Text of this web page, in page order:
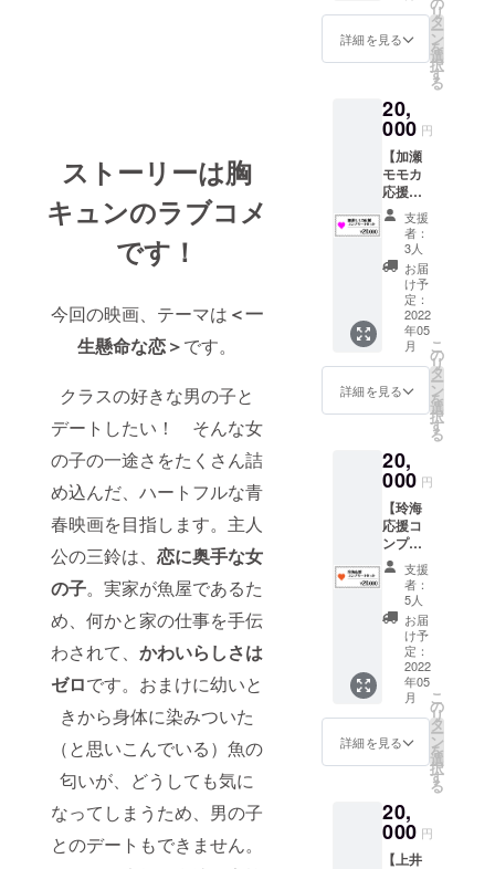
ストーリーは胸
キュンのラブコメ
です！
今回の映画、テーマは ＜一
生懸命な恋＞です。
クラスの好きな男の子と
デートしたい！ そんな女
の子の一途さをたくさん詰
め込んだ、ハートフルな青
春映画を目指します。主人
公の三鈴は、恋に奥手な女
の子。実家が魚屋であるた
め、何かと家の仕事を手伝
わされて、かわいらしさは
ゼロです。おまけに幼いと
きから身体に染みついた
（と思いこんでいる）魚の
匂いが、どうしても気に
なってしまうため、男の子
とのデートもできません。
い。か
て受け
身にも
番目立
つ、自
分の出
し方と
魅せ方
のコ
ツ」 ※
実施日
は2022
年1月中
を予定
してい
ます。
購入者
の方と
ジュー
ルを調
決定し
ます
が、 ス
ケ
ジュー
ル調整
が難し
い場合
は、後
日録画
した
データ
を送ら
せて頂
きま
す。
りに渡
す。 ※
プロ
後、詳
細を
メール
にてご
連絡し
ます ※
支援
時、必
ず備考
欄にエ
ンド
ロール
に掲載
するお
名前
ネーム
等も可)
さい。
掲載す
るお名
前や企
業名は
審査の
上、第
３者を
特定す
る内容
や公序
良俗に
反する
場合は
掲載を
させて
頂く場
ざいま
す。そ
の場合
CAMPF
ていき
ます。
「掴み
のある
ログラ
インの
作り
方」
「絶対
に他と
被らな
いタイ
トルの
作り
方」
「愛さ
れる
クター
の作り
させな
いトッ
プシー
ンの作
り方」
「読ま
せるプ
ロット
の作り
方」 ・
1回目は
2021年
12月～1
月中の
平日 20
週末20
時～を
す。参
加者と
スケ
集（撮
影時の
ど） ・
わかな
を含む
出演
キャス
トの直
筆寄せ
書き
データ
・エン
ドロー
ルに
special
thanks
として
お名前
を掲載
支援
時、必
ず備考
欄にエ
ンド
ロール
に掲載
するお
名前
(ニック
ネーム
等も可)
をご記
入くだ
さい。
るお名
前や企
上、第
３者を
特定す
方にお
ススメ
です！
・本編
本編＋
メイキ
ング）
・セリ
ンから
のお礼
動画 ・
セリン
のサイ
ン入り
台本 ・
セリン
のデジ
タル
フォト
集（撮
影時の
ど） ・
セリン
を含む
出演
キャス
トの直
筆寄せ
書き
データ
・エン
ドロー
ルに
special
thanks
として
お名前
を掲載
支援
時、必
ず備考
詳細を見る
リ
タ
ー
ン
を
選
択
す
る
20,
000 円
【加瀬
モモカ
応援コ
ンプ
リート
（2000
0円）
セッ
ト】 出
演者の
加瀬モ
モカを
応援し
たい方
におス
スメで
本編
DVD（
本編＋
メイキ
ング）
・加瀬
モモカ
からの
お礼動
画 ・加
瀬モモ
カのサ
イン入
り台本
・加瀬
モモカ
のデジ
影時の
オフ
ショッ
トな
支援
者：
3人
お届
け予
定：
2022
年05
月
詳細を見る
こ
の
リ
タ
ー
ン
を
選
択
す
る
20,
000 円
【玲海
応援コ
ンプ
リート
（2000
0円）
セッ
ト】 出
演者の
玲海を
応援し
たい方
におス
スメで
す！ ・
本編
本編＋
メイキ
ング）
・玲海
支援
者：
5人
お届
け予
定：
2022
年05
月
詳細を見る
こ
の
リ
タ
ー
ン
を
選
択
す
る
20,
000 円
【上井